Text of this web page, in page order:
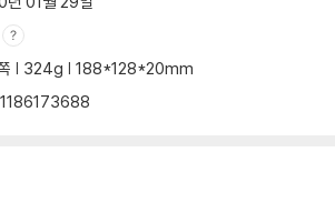
| 324g | 188*128*20mm